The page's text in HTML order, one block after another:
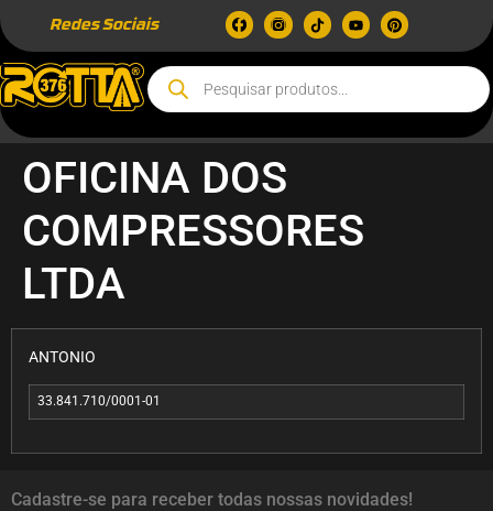
Redes Sociais
OFICINA DOS
COMPRESSORES
LTDA
ANTONIO
33.841.710/0001-01
Cadastre-se para receber todas nossas novidades!